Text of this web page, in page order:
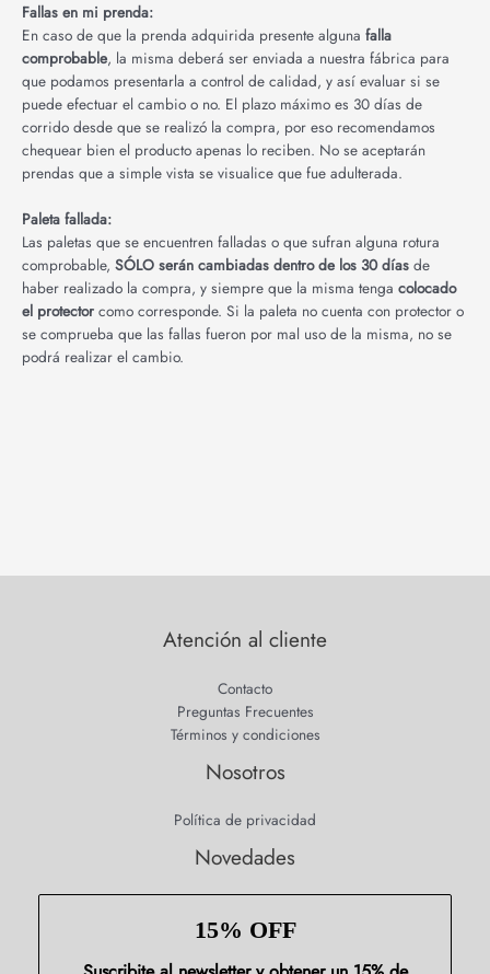
Fallas en mi prenda:
En caso de que la prenda adquirida presente alguna falla
comprobable, la misma deberá ser enviada a nuestra fábrica para
que podamos presentarla a control de calidad, y así evaluar si se
puede efectuar el cambio o no. El plazo máximo es 30 días de
corrido desde que se realizó la compra, por eso recomendamos
chequear bien el producto apenas lo reciben. No se aceptarán
prendas que a simple vista se visualice que fue adulterada.
Paleta fallada:
Las paletas que se encuentren falladas o que sufran alguna rotura
comprobable, SÓLO serán cambiadas dentro de los 30 días de
haber realizado la compra, y siempre que la misma tenga colocado
el protector como corresponde. Si la paleta no cuenta con protector o
se comprueba que las fallas fueron por mal uso de la misma, no se
podrá realizar el cambio.
Atención al cliente
Contacto
Preguntas Frecuentes
Términos y condiciones
Nosotros
Política de privacidad
Novedades
15% OFF